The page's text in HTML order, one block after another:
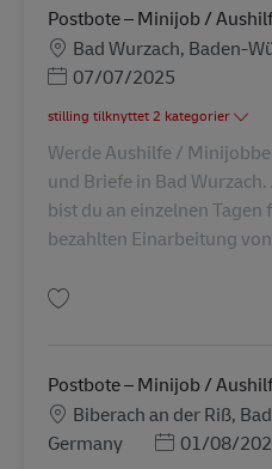
Postbote – Minijob /
Lokation
Bad Wurzach, Baden-
Posted Date
07/07/2025
stilling tilknyttet 2 kategorier
Werde Aushilfe /
und Briefe in Bad
bist du an einzelnen
bezahlten Einarbeitung
Postbote – Minijob /
Lokation
Biberach an der Riß,
Germany
Posted Date
01/08/